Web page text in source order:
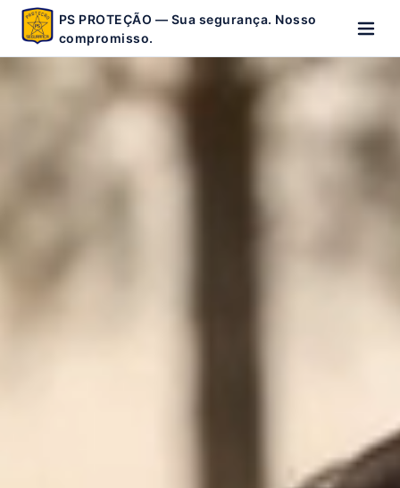
PS PROTEÇÃO — Sua segurança. Nosso
compromisso.